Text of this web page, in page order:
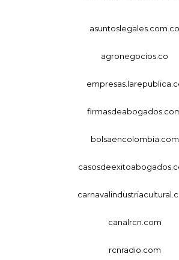
asuntoslegales.com.co
agronegocios.co
bolsaencolombia.com
canalrcn.com
rcnradio.com